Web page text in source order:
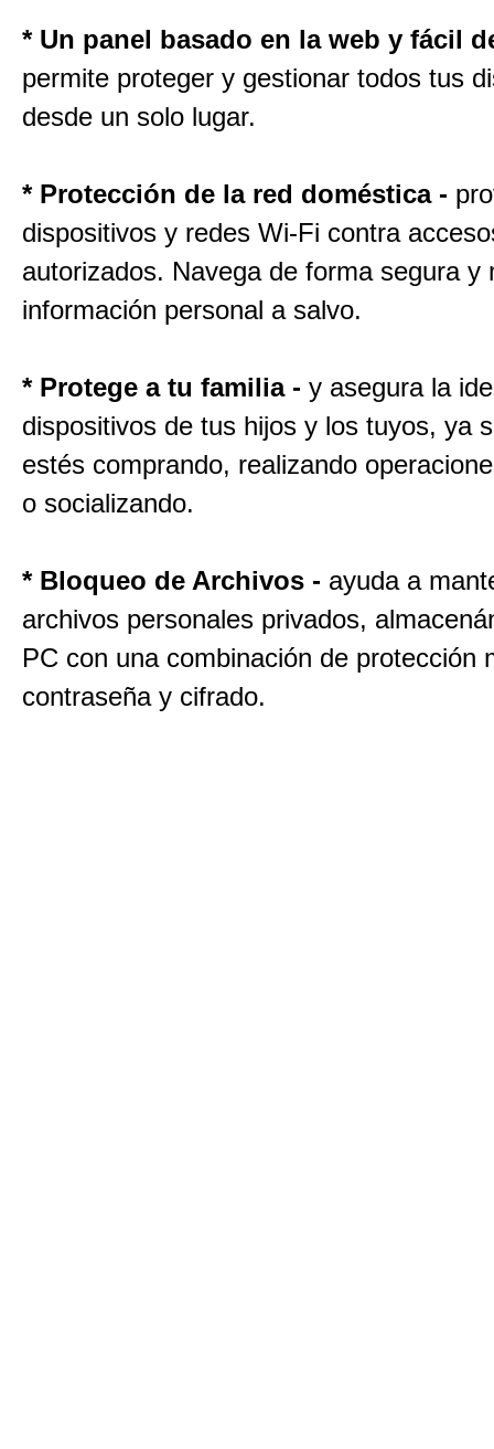
* Un panel basado en la web y fácil
permite proteger y gestionar todos tus
desde un solo lugar.
* Protección de la red doméstica -
dispositivos y redes Wi-Fi contra
autorizados. Navega de forma segura y
información personal a salvo.
* Protege a tu familia - y asegura la
dispositivos de tus hijos y los tuyos, ya
estés comprando, realizando
o socializando.
* Bloqueo de Archivos - ayuda a
archivos personales privados,
PC con una combinación de protección
contraseña y cifrado.